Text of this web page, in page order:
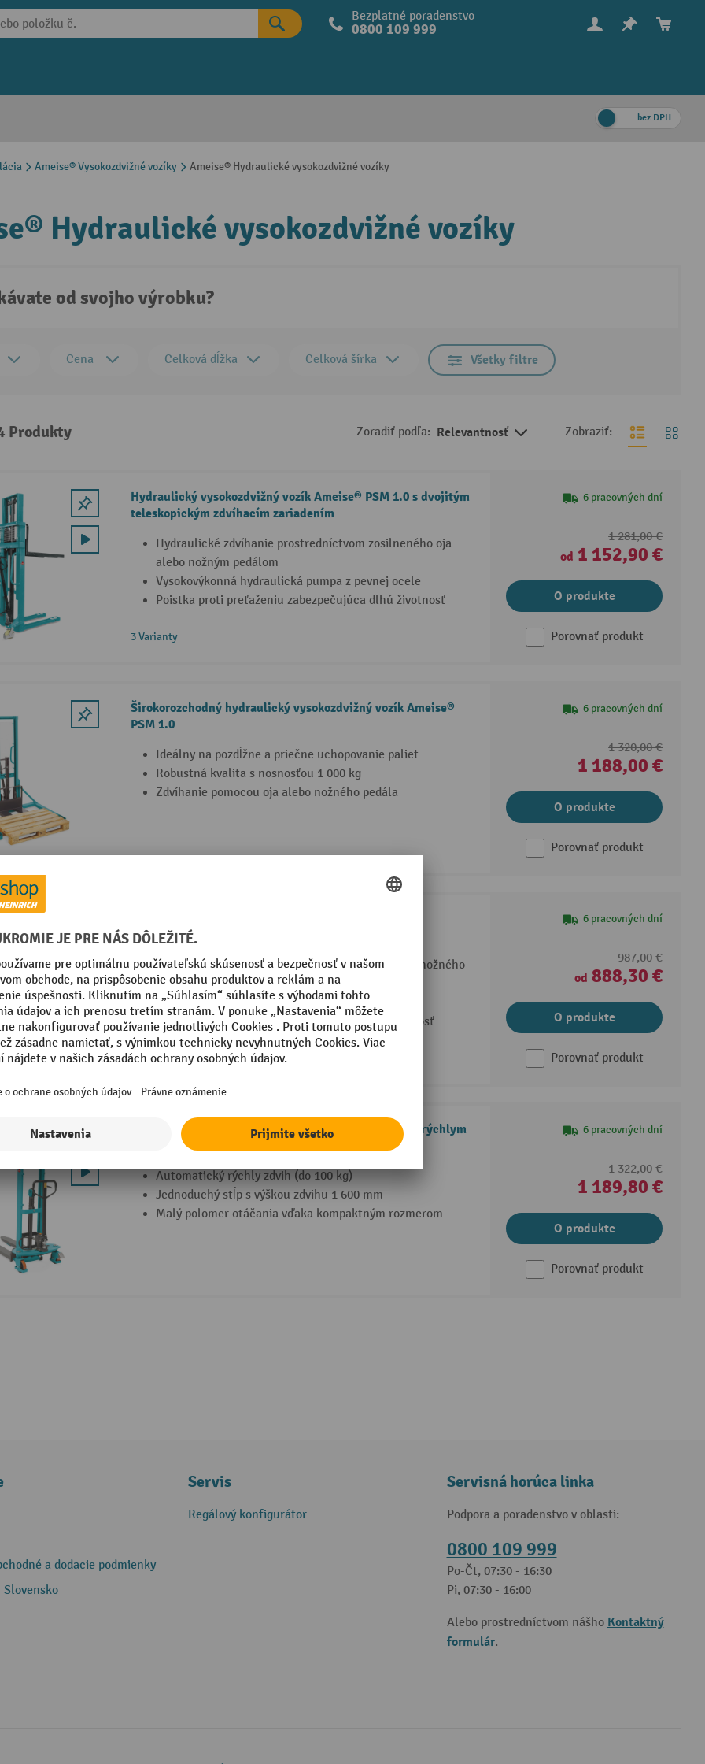
Bezplatné poradenstvo
0800 109 999
bez DPH
Ameise® Vysokozdvižné vozíky Ameise® Hydraulické vysokozdvižné vozíky
Hydraulické vysokozdvižné vozíky
od svojho výrobku?
Cena Celková dĺžka Celková šírka Všetky filtre
Produkty Zoradiť podľa: Relevantnosť Zobraziť:
Hydraulický vysokozdvižný vozík Ameise® PSM 1.0 s dvojitým
teleskopickým zdvíhacím zariadením
Hydraulické zdvíhanie prostredníctvom zosilneného oja
alebo nožným pedálom
Vysokovýkonná hydraulická pumpa z pevnej ocele
Poistka proti preťaženiu zabezpečujúca dlhú životnosť
3 Varianty
6 pracovných dní
1 281,00 €
od 1 152,90 €
O produkte
Porovnať produkt
Širokorozchodný hydraulický vysokozdvižný vozík Ameise®
PSM 1.0
Ideálny na pozdĺžne a priečne uchopovanie paliet
Robustná kvalita s nosnosťou 1 000 kg
Zdvíhanie pomocou oja alebo nožného pedála
6 pracovných dní
1 320,00 €
1 188,00 €
O produkte
Porovnať produkt
jednoduchým stĺpikom
Hydraulické zdvíhanie prostredníctvom oja alebo nožného
pedála
Vysokovýkonná hydraulická pumpa z pevnej ocele
Ventil proti preťaženiu zabezpečujúci dlhú životnosť
3 Varianty
6 pracovných dní
987,00 €
od 888,30 €
O produkte
Porovnať produkt
Hydraulický vysokozdvižný vozík Ameise® PSM 1.0 s rýchlym
zdvihom a jednoduchým stožiarom.
Automatický rýchly zdvih (do 100 kg)
Jednoduchý stĺp s výškou zdvihu 1 600 mm
Malý polomer otáčania vďaka kompaktným rozmerom
6 pracovných dní
1 322,00 €
1 189,80 €
O produkte
Porovnať produkt
a dodacie podmienky
Servis
Regálový konfigurátor
Servisná horúca linka
Podpora a poradenstvo v oblasti:
0800 109 999
Po-Čt, 07:30 - 16:30
Pi, 07:30 - 16:00
Alebo prostredníctvom nášho Kontaktný
formulár.